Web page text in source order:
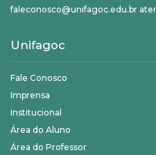
faleconosco@unifagoc.edu.br
Unifagoc
Fale Conosco
Imprensa
Institucional
Área do Aluno
Área do Professor